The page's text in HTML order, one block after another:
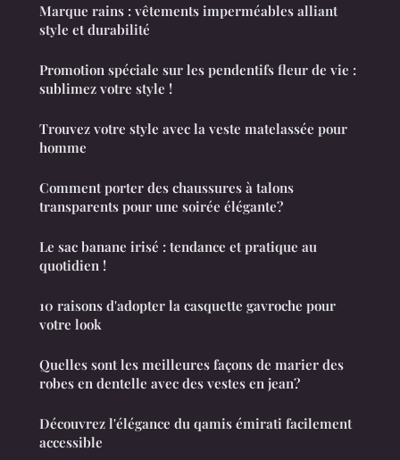
Marque rains : vêtements imperméables alliant
style et durabilité
Promotion spéciale sur les pendentifs fleur de vie :
sublimez votre style !
Trouvez votre style avec la veste matelassée pour
homme
Comment porter des chaussures à talons
transparents pour une soirée élégante?
Le sac banane irisé : tendance et pratique au
quotidien !
10 raisons d'adopter la casquette gavroche pour
votre look
Quelles sont les meilleures façons de marier des
robes en dentelle avec des vestes en jean?
Découvrez l'élégance du qamis émirati facilement
accessible